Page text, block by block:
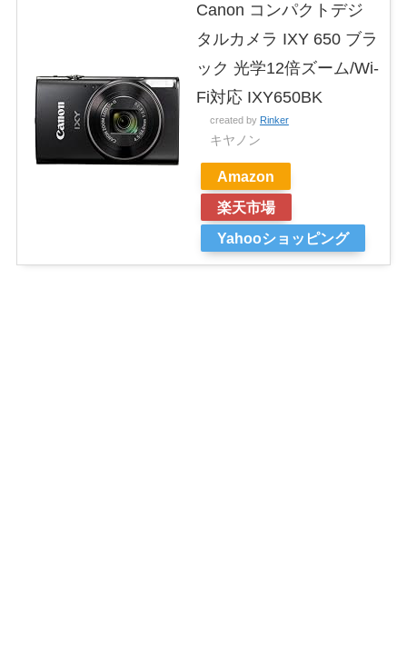
Canon コンパクトデジ
タルカメラ IXY 650 ブラ
ック 光学12倍ズーム/Wi-
Fi対応 IXY650BK
created by Rinker
キヤノン
Amazon
楽天市場
Yahooショッピング